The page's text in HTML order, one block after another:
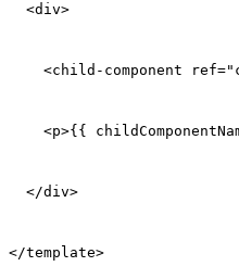
  <div>
<child-component
<p>{{
  </div>
</template>